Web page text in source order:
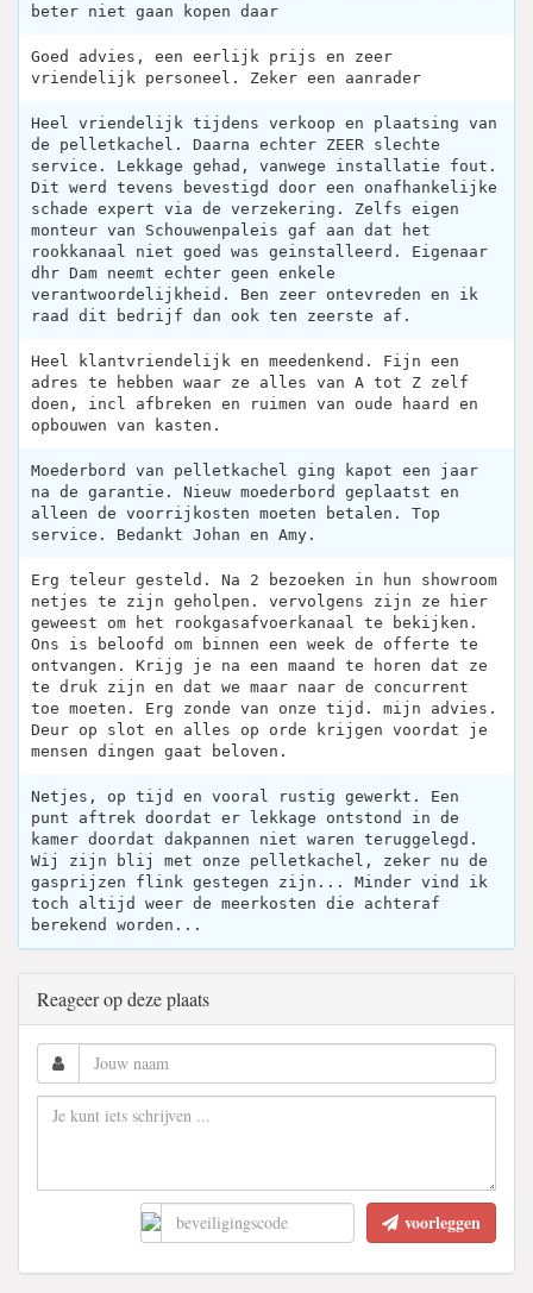
beter niet gaan kopen daar
Goed advies, een eerlijk prijs en zeer
vriendelijk personeel. Zeker een aanrader
Heel vriendelijk tijdens verkoop en plaatsing van
de pelletkachel. Daarna echter ZEER slechte
service. Lekkage gehad, vanwege installatie fout.
Dit werd tevens bevestigd door een onafhankelijke
schade expert via de verzekering. Zelfs eigen
monteur van Schouwenpaleis gaf aan dat het
rookkanaal niet goed was geinstalleerd. Eigenaar
dhr Dam neemt echter geen enkele
verantwoordelijkheid. Ben zeer ontevreden en ik
raad dit bedrijf dan ook ten zeerste af.
Heel klantvriendelijk en meedenkend. Fijn een
adres te hebben waar ze alles van A tot Z zelf
doen, incl afbreken en ruimen van oude haard en
opbouwen van kasten.
Moederbord van pelletkachel ging kapot een jaar
na de garantie. Nieuw moederbord geplaatst en
alleen de voorrijkosten moeten betalen. Top
service. Bedankt Johan en Amy.
Erg teleur gesteld. Na 2 bezoeken in hun showroom
netjes te zijn geholpen. vervolgens zijn ze hier
geweest om het rookgasafvoerkanaal te bekijken.
Ons is beloofd om binnen een week de offerte te
ontvangen. Krijg je na een maand te horen dat ze
te druk zijn en dat we maar naar de concurrent
toe moeten. Erg zonde van onze tijd. mijn advies.
Deur op slot en alles op orde krijgen voordat je
mensen dingen gaat beloven.
Netjes, op tijd en vooral rustig gewerkt. Een
punt aftrek doordat er lekkage ontstond in de
kamer doordat dakpannen niet waren teruggelegd.
Wij zijn blij met onze pelletkachel, zeker nu de
gasprijzen flink gestegen zijn... Minder vind ik
toch altijd weer de meerkosten die achteraf
berekend worden...
Reageer op deze plaats
voorleggen